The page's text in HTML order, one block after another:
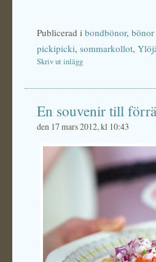
Publicerad i bondbönor,
pickipicki, sommarkollot,
Skriv ut inlägg
En souvenir till
den 17 mars 2012, kl 10:43